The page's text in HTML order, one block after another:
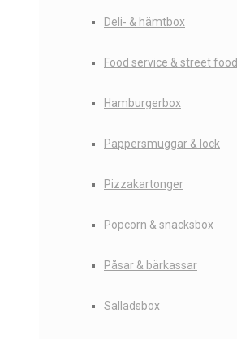
Deli- & hämtbox
Food service & street food
Hamburgerbox
Pappersmuggar & lock
Pizzakartonger
Popcorn & snacksbox
Påsar & bärkassar
Salladsbox